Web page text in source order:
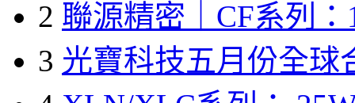
2 聯源精密｜CF系列：
3 光寶科技五月份全球